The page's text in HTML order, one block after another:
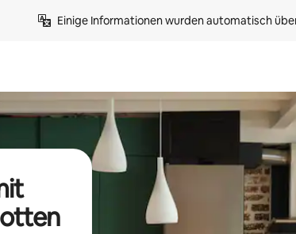
Einige Informationen wurden automatisch